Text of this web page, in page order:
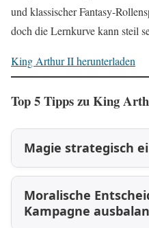
und klassischer Fantasy-
doch die Lernkurve kann steil
King Arthur II herunterladen
Top 5 Tipps zu King
Magie strategisch
Moralische
Kampagne